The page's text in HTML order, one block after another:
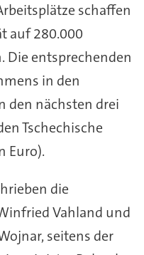
schaffen
auf 280.000
Die entsprechenden
in den
den nächsten drei
Tschechische
Euro).
die
Vahland und
seitens der